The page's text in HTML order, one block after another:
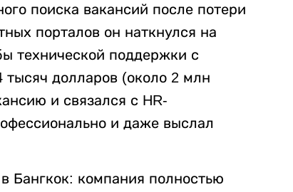
поиска вакансий после потери
порталов он наткнулся на
технической поддержки с
тысяч долларов (около 2 млн
и связался с HR-
и даже выслал
Бангкок: компания полностью